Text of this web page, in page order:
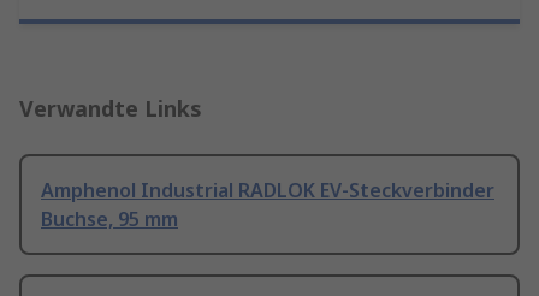
Verwandte Links
Amphenol Industrial RADLOK EV-Steckverbinder
Buchse, 95 mm